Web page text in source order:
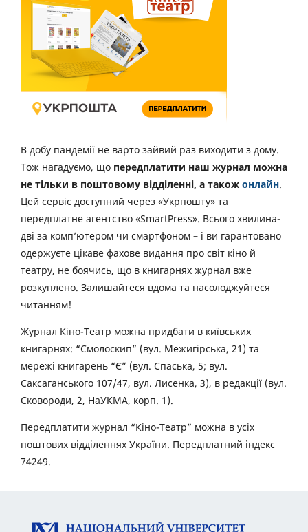
В добу пандемії не варто зайвий раз виходити з дому.
Тож нагадуємо, що передплатити наш журнал можна
не тільки в поштовому відділенні, а також онлайн.
Цей сервіс доступний через «Укрпошту» та
передплатне агентство «SmartPress». Всього хвилина-
дві за комп’ютером чи смартфоном – і ви гарантовано
одержуєте цікаве фахове видання про світ кіно й
театру, не боячись, що в книгарнях журнал вже
розкуплено. Залишайтеся вдома та насолоджуйтеся
читанням!
Журнал Кіно-Театр можна придбати в київських
книгарнях: “Смолоскип” (вул. Межигірська, 21) та
мережі книгарень “Є” (вул. Спаська, 5; вул.
Саксаганського 107/47, вул. Лисенка, 3), в редакції (вул.
Сковороди, 2, НаУКМА, корп. 1).
Передплатити журнал “Кіно-Театр” можна в усіх
поштових відділеннях України. Передплатний індекс
74249.